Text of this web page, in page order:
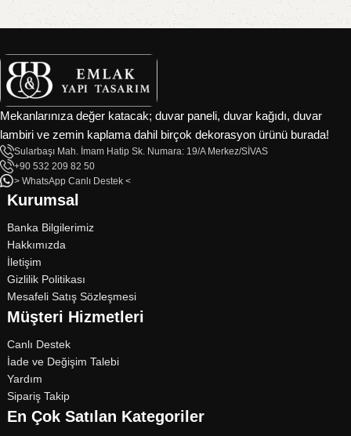
Mekanlarınıza değer katacak; duvar paneli, duvar kağıdı, duvar
lambiri ve zemin kaplama dahil birçok dekorasyon ürünü burada!
Sularbaşı Mah. İmam Hatip Sk. Numara: 19/A Merkez/SİVAS
+90 532 209 82 50
> WhatsApp Canlı Destek <
Kurumsal
Banka Bilgilerimiz
Hakkımızda
İletişim
Gizlilik Politikası
Mesafeli Satış Sözleşmesi
Müşteri Hizmetleri
Canlı Destek
İade ve Değişim Talebi
Yardım
Sipariş Takip
En Çok Satılan Kategoriler